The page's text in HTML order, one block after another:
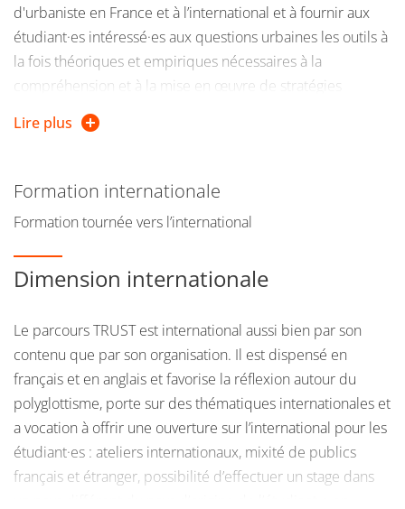
d'urbaniste en France et à l’international et à fournir aux
étudiant·es intéressé·es aux questions urbaines les outils à
la fois théoriques et empiriques nécessaires à la
compréhension et à la mise en œuvre de stratégies
urbaines transformatrices.
Les approches transformatives ambitionnent à déclencher
changement auxquels les crises économiques, sociales,
nous confrontent. Ces transformations impliquent un
changement des pratiques dans le champ de l’urbanisme
et dans les politiques publiques, ainsi qu’un
associatifs, et citoyens.
Bénéficiant d'un large réseau de partenaires, le Master
permet le travailler en immersion dans différents
contextes géographiques, en France, dans des villes
d’Europe de l’Ouest et d’Europe Centrale et de l’Est, ou
encore en Tunisie et dans d'autres contextes extra-
Lire plus
Formation internationale
Formation tournée vers l’international
Dimension internationale
Le parcours TRUST est international aussi bien par son
contenu que par son organisation. Il est dispensé en
français et en anglais et favorise la réflexion autour du
polyglottisme, porte sur des thématiques internationales et
a vocation à offrir une ouverture sur l’international pour les
étudiant·es : ateliers internationaux, mixité de publics
français et étranger, possibilité d’effectuer un stage dans